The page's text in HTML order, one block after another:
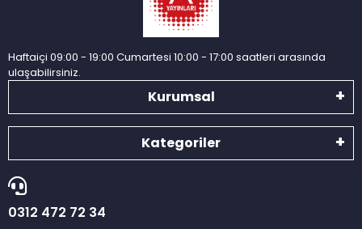
Haftaiçi 09:00 - 19:00 Cumartesi 10:00 - 17:00 saatleri arasında
ulaşabilirsiniz.
Kurumsal
Kategoriler
0312 472 72 34